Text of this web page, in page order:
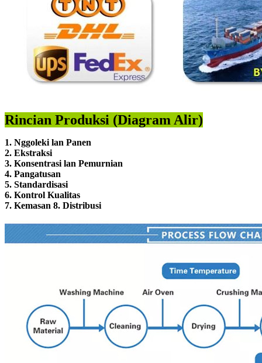
Rincian Produksi (Diagram Alir)
1. Nggoleki lan Panen
2. Ekstraksi
3. Konsentrasi lan Pemurnian
4. Pangatusan
5. Standardisasi
6. Kontrol Kualitas
7. Kemasan 8. Distribusi